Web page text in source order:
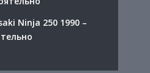
Ninja 250 1990 –